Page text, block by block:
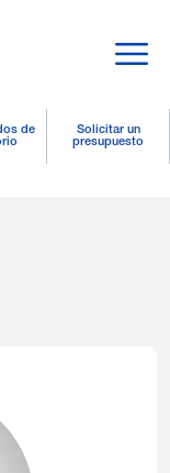
de
Solicitar un
presupuesto